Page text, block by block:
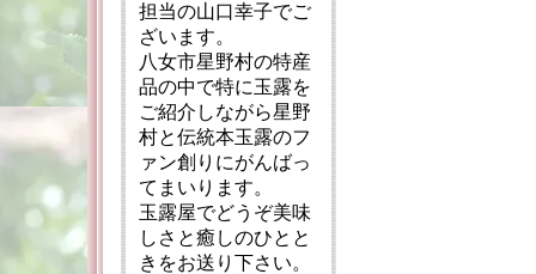
担当の山口幸子でご
ざいます。
八女市星野村の特産
品の中で特に玉露を
ご紹介しながら星野
村と伝統本玉露のフ
ァン創りにがんばっ
てまいります。
玉露屋でどうぞ美味
しさと癒しのひとと
きをお送り下さい。